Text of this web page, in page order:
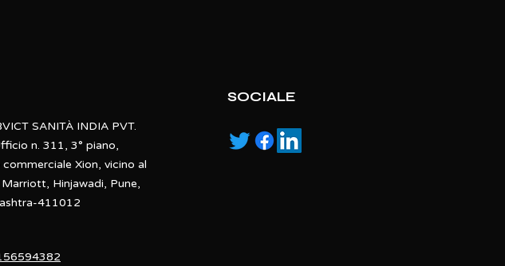
owners and if they appear with the listed products, it is only used for the
unless otherwise so specified.
means trading, “m” means own manufactured, “ad” means authorised
SANITÀ INDIA PVT.
n. 311, 3° piano,
Xion, vicino al
Hinjawadi, Pune,
411012
SOCIALE